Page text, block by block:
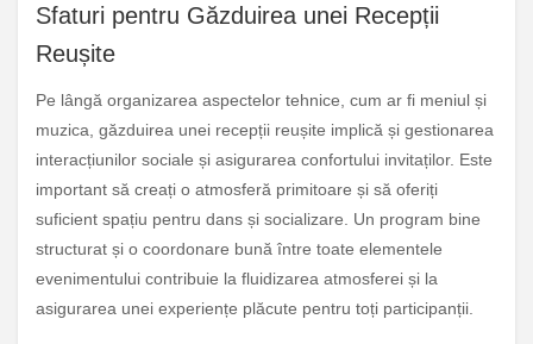
Sfaturi pentru Găzduirea unei Recepții
Reușite
Pe lângă organizarea aspectelor tehnice, cum ar fi meniul și
muzica, găzduirea unei recepții reușite implică și gestionarea
interacțiunilor sociale și asigurarea confortului invitaților. Este
important să creați o atmosferă primitoare și să oferiți
suficient spațiu pentru dans și socializare. Un program bine
structurat și o coordonare bună între toate elementele
evenimentului contribuie la fluidizarea atmosferei și la
asigurarea unei experiențe plăcute pentru toți participanții.